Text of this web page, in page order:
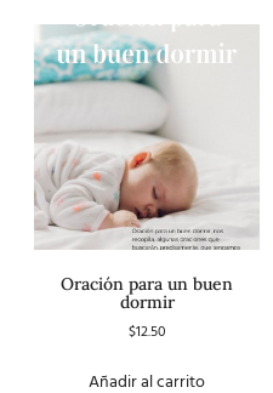
Oración para un buen
dormir
$12.50
Añadir al carrito